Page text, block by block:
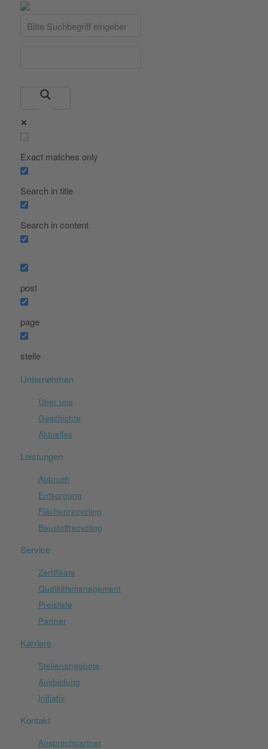
Exact matches only
Search in title
Search in content
post
page
stelle
Unternehmen
Über uns
Geschichte
Aktuelles
Leistungen
Abbruch
Entsorgung
Flächenrecycling
Baustoffrecycling
Service
Zertifikate
Qualitätsmanagement
Preisliste
Partner
Karriere
Stellenangebote
Ausbildung
Initiativ
Kontakt
Ansprechpartner